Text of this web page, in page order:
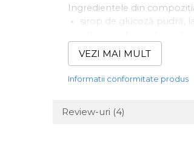
Ingredientele din
sirop de glucoză pudră,
stabilizatori (E340/
Care este dozajul
Pentru un gust intens și
VEZI MAI MULT
Informatii conformitate produs
Review-uri (4)